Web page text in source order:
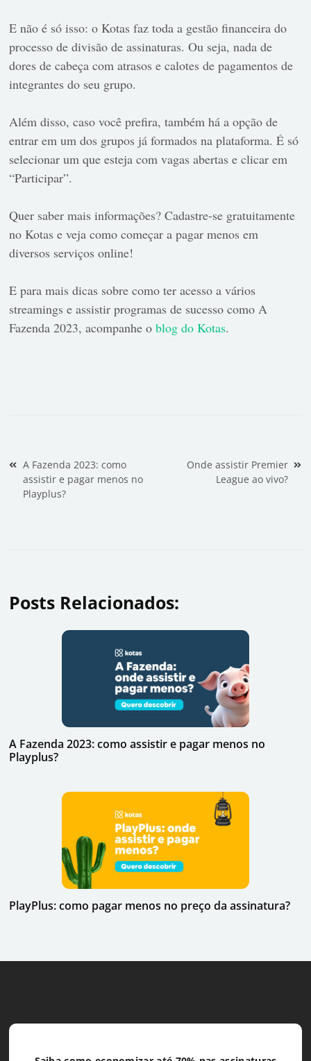
E não é só isso: o Kotas faz toda a gestão financeira do
processo de divisão de assinaturas. Ou seja, nada de
dores de cabeça com atrasos e calotes de pagamentos de
integrantes do seu grupo.
Além disso, caso você prefira, também há a opção de
entrar em um dos grupos já formados na plataforma. É só
selecionar um que esteja com vagas abertas e clicar em
“Participar”.
Quer saber mais informações? Cadastre-se gratuitamente
no Kotas e veja como começar a pagar menos em
diversos serviços online!
E para mais dicas sobre como ter acesso a vários
streamings e assistir programas de sucesso como A
Fazenda 2023, acompanhe oblog do Kotas.
Navegação de Post
A Fazenda 2023: como
assistir e pagar menos no
Playplus?
Onde assistir Premier
League ao vivo?
Posts Relacionados:
A Fazenda 2023: como assistir e pagar menos no
Playplus?
PlayPlus: como pagar menos no preço da assinatura?